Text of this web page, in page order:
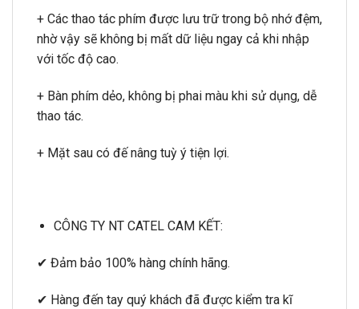
+ Các thao tác phím được lưu trữ trong bộ nhớ đệm,
nhờ vậy sẽ không bị mất dữ liệu ngay cả khi nhập
với tốc độ cao.
+ Bàn phím dẻo, không bị phai màu khi sử dụng, dễ
thao tác.
+ Mặt sau có đế nâng tuỳ ý tiện lợi.
CÔNG TY NT CATEL CAM KẾT:
✔ Đảm bảo 100% hàng chính hãng.
✔ Hàng đến tay quý khách đã được kiểm tra kĩ